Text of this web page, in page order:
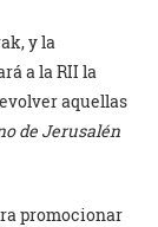
y la
a la RII la
aquellas
de Jerusalén
promocionar